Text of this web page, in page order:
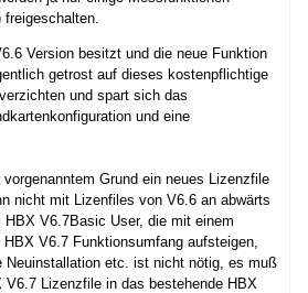
freigeschalten.
Version besitzt und die neue Funktion
getrost auf dieses kostenpflichtige
und spart sich das
und eine
Grund ein neues Lizenzfile
nicht mit Lizenfiles von V6.6 an abwärts
HBX V6.7Basic User, die mit einem
HBX V6.7 Funktionsumfang aufsteigen,
Neuinstallation etc. ist nicht nötig, es muß
V6.7 Lizenzfile in das bestehende HBX